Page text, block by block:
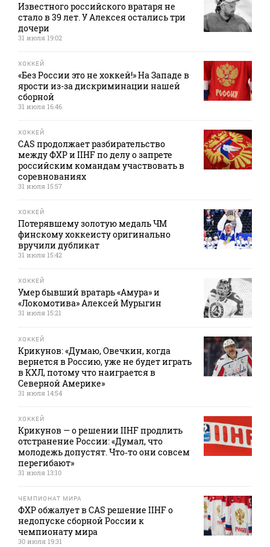
Известного российского вратаря не
стало в 39 лет. У Алексея остались три
дочери
31 июля 19:02
ХОККЕЙ
«Без России это не хоккей!» На Западе в
ярости из-за дискриминации нашей
сборной
31 июля 16:46
ХОККЕЙ
CAS продолжает разбирательство
между ФХР и IIHF по делу о запрете
российским командам участвовать в
соревнованиях
31 июля 15:57
ХОККЕЙ
Потерявшему золотую медаль ЧМ
финскому хоккеисту оригинально
вручили дубликат
31 июля 15:42
ХОККЕЙ
Умер бывший вратарь «Амура» и
«Локомотива» Алексей Мурыгин
31 июля 15:21
ХОККЕЙ
Крикунов: «Думаю, Овечкин, когда
вернется в Россию, уже не будет играть
в КХЛ, потому что наиграется в
Северной Америке»
31 июля 14:54
ХОККЕЙ
Крикунов — о решении IIHF продлить
отстранение России: «Думал, что
молодежь допустят. Что‑то они совсем
перегибают»
31 июля 13:10
ЧЕМПИОНАТ МИРА
ФХР обжалует в CAS решение IIHF о
недопуске сборной России к
чемпионату мира
30 июля 19:31